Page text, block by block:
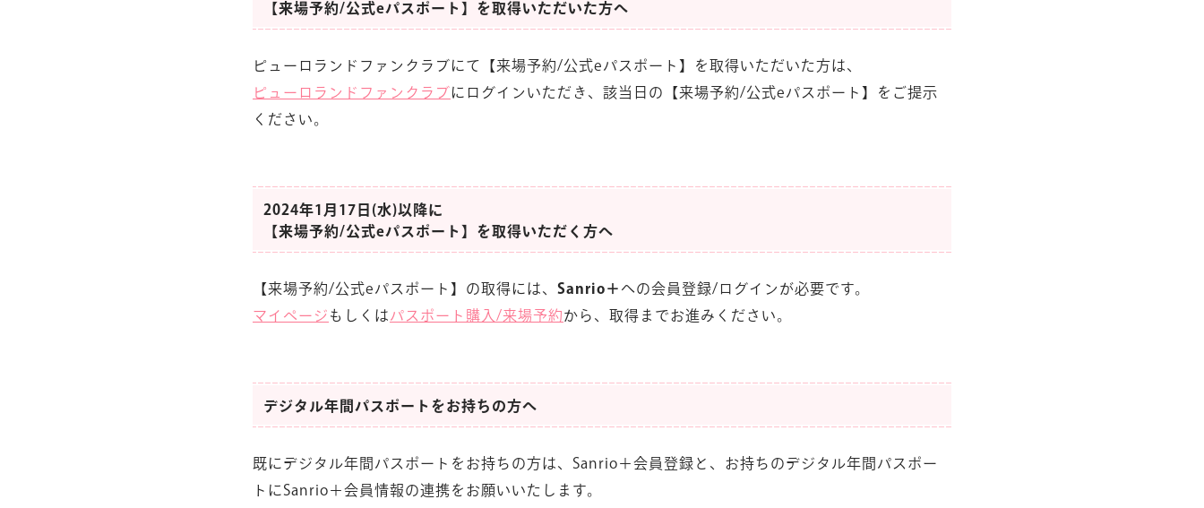
【来場予約/公式eパスポート】を取得いただいた方へ
ピューロランドファンクラブにて【来場予約/公式eパスポート】を取得いただいた方は、
ピューロランドファンクラブにログインいただき、該当日の【来場予約/公式eパスポート】をご提示
ください。
2024年1月17日(水)以降に
【来場予約/公式eパスポート】を取得いただく方へ
【来場予約/公式eパスポート】の取得には、 Sanrio＋ への会員登録/ログインが必要です。
マイページ もしくは パスポート購入/来場予約から、取得までお進みください。
デジタル年間パスポートをお持ちの方へ
既にデジタル年間パスポートをお持ちの方は、Sanrio＋会員登録と、お持ちのデジタル年間パスポー
トにSanrio＋会員情報の連携をお願いいたします。